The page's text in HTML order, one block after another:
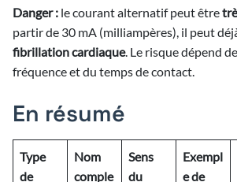
Danger : le courant alternatif peut être
partir de 30 mA (milliampères), il peut
fibrillation cardiaque. Le risque dépend
fréquence et du temps de contact.
En résumé
Type
de
Nom
comple
Sens
du
Exempl
e de